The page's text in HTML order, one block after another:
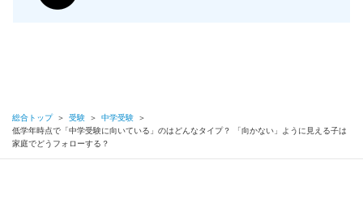
総合トップ ＞ 受験 ＞ 中学受験
＞
低学年時点で「中学受験に向いている」のはどんなタイプ？ 「向かない」ように見える子は
家庭でどうフォローする？